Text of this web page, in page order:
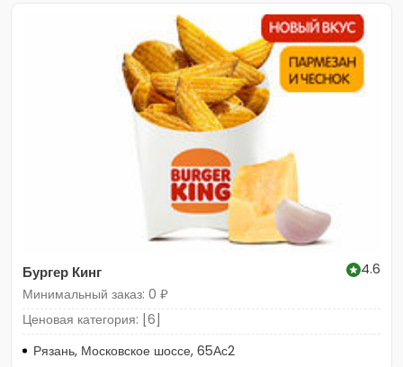
Бургер Кинг
4.6
Минимальный заказ: 0 ₽
Ценовая категория: [6]
Рязань, Московское шоссе, 65Ас2